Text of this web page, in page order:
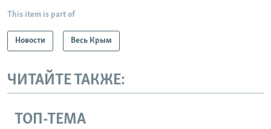
This item is part of
Новости Весь Крым
ЧИТАЙТЕ ТАКЖЕ:
ТОП-ТЕМА